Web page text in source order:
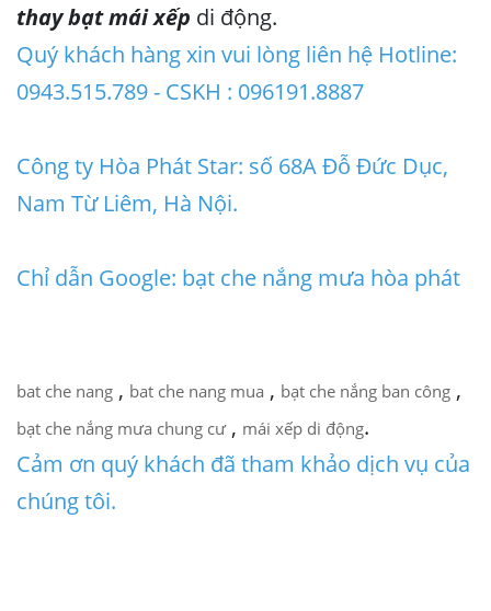
thay bạt mái xếp di động.
Quý khách hàng xin vui lòng liên hệ Hotline:
0943.515.789 - CSKH : 096191.8887
Công ty Hòa Phát Star: số 68A Đỗ Đức Dục,
Nam Từ Liêm, Hà Nội.
Chỉ dẫn Google: bạt che nắng mưa hòa phát
bat che nang , bat che nang mua , bạt che nắng ban công ,
bạt che nắng mưa chung cư, mái xếp di động.
Cảm ơn quý khách đã tham khảo dịch vụ của
chúng tôi.